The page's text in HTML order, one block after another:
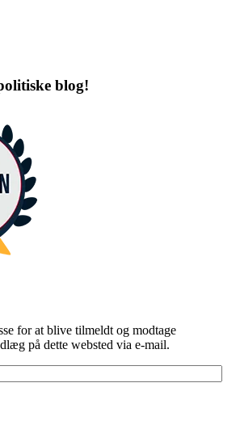
blog!
for at blive tilmeldt og modtage
på dette websted via e-mail.